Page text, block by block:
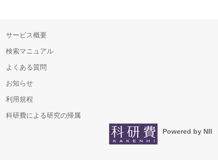
サービス概要
検索マニュアル
よくある質問
お知らせ
利用規程
科研費による研究の帰属
Powered by NII